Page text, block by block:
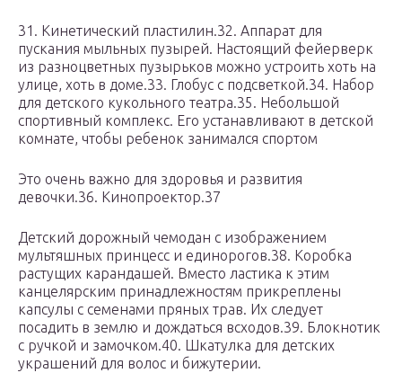
31. Кинетический пластилин.32. Аппарат для
пускания мыльных пузырей. Настоящий фейерверк
из разноцветных пузырьков можно устроить хоть на
улице, хоть в доме.33. Глобус с подсветкой.34. Набор
для детского кукольного театра.35. Небольшой
спортивный комплекс. Его устанавливают в детской
комнате, чтобы ребенок занимался спортом
Это очень важно для здоровья и развития
девочки.36. Кинопроектор.37
Детский дорожный чемодан с изображением
мультяшных принцесс и единорогов.38. Коробка
растущих карандашей. Вместо ластика к этим
канцелярским принадлежностям прикреплены
капсулы с семенами пряных трав. Их следует
посадить в землю и дождаться всходов.39. Блокнотик
с ручкой и замочком.40. Шкатулка для детских
украшений для волос и бижутерии.